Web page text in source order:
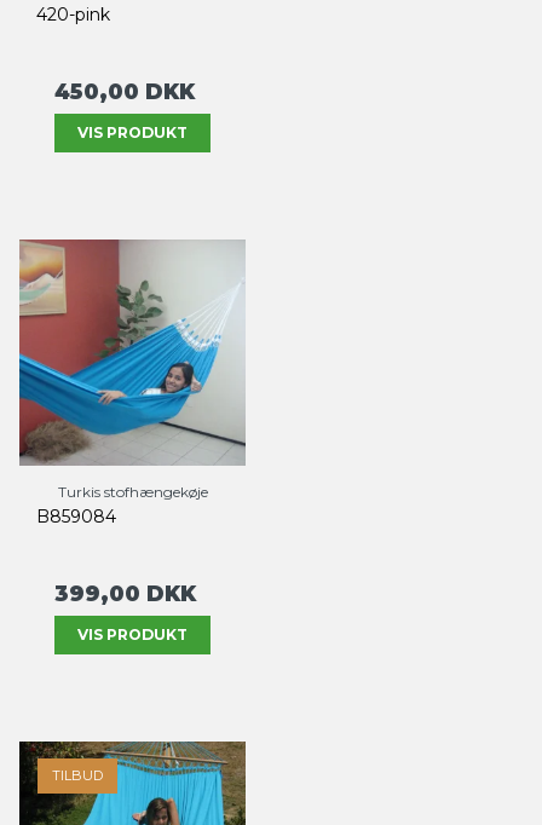
420-pink
450,00 DKK
VIS PRODUKT
Turkis stofhængekøje
B859084
399,00 DKK
VIS PRODUKT
TILBUD